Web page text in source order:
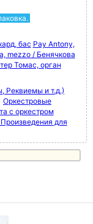
бас Pay Antony,
mezzo / Бенячкова
Томас, орган
Реквиемы и т.д.)
Оркестровые
с оркестром
для